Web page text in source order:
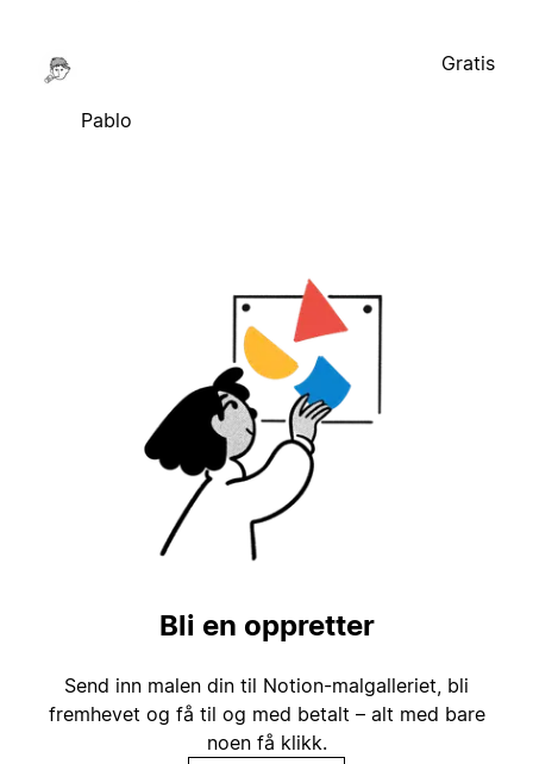
Pablo
Gratis
Bli en oppretter
Send inn malen din til Notion-malgalleriet, bli
fremhevet og få til og med betalt – alt med bare
noen få klikk.